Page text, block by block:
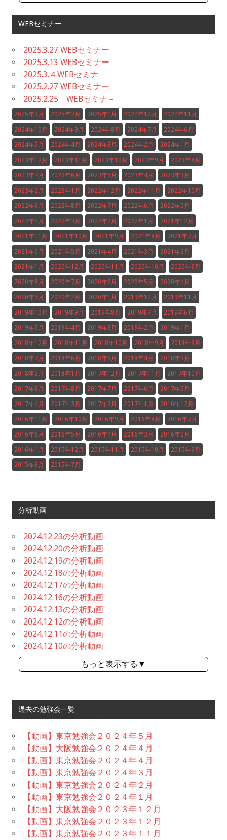
WEBセミナー
2025.3.27 WEBセミナー
2025.3.13 WEBセミナー
2025.3.４WEBセミナ－
2025.2.27 WEBセミナー
2025.2.25 WEBセミナ－
2025年3月 2025年2月 2025年1月 2024年12月 2024年11月
2024年10月 2024年9月 2024年8月 2024年7月 2024年6月
2024年5月 2024年4月 2024年3月 2024年2月 2024年1月
2023年12月 2023年11月 2023年10月 2023年9月 2023年8月
2023年7月 2023年6月 2023年5月 2023年4月 2023年3月
2023年2月 2023年1月 2022年12月 2022年11月 2022年10月
2022年9月 2022年8月 2022年7月 2022年6月 2022年5月
2022年4月 2022年3月 2022年2月 2022年1月 2021年12月
2021年11月 2021年10月 2021年9月 2021年8月 2021年7月
2021年6月 2021年5月 2021年4月 2021年3月 2021年2月
2021年1月 2020年12月 2020年11月 2020年10月 2020年9月
2020年8月 2020年7月 2020年6月 2020年5月 2020年4月
2020年3月 2020年2月 2020年1月 2019年12月 2019年11月
2019年10月 2019年9月 2019年8月 2019年7月 2019年6月
2019年5月 2019年4月 2019年3月 2019年2月 2019年1月
2018年12月 2018年11月 2018年10月 2018年9月 2018年8月
2018年7月 2018年6月 2018年5月 2018年4月 2018年3月
2018年2月 2018年1月 2017年12月 2017年11月 2017年10月
2017年9月 2017年8月 2017年7月 2017年6月 2017年5月
2017年4月 2017年3月 2017年2月 2017年1月 2016年12月
2016年11月 2016年10月 2016年9月 2016年8月 2016年7月
2016年6月 2016年5月 2016年4月 2016年3月 2016年2月
2016年1月 2015年12月 2015年11月 2015年10月 2015年9月
2015年8月 2015年7月
分析動画
2024.12.23の分析動画
2024.12.20の分析動画
2024.12.19の分析動画
2024.12.18の分析動画
2024.12.17の分析動画
2024.12.16の分析動画
2024.12.13の分析動画
2024.12.12の分析動画
2024.12.11の分析動画
2024.12.10の分析動画
もっと表示する▼
過去の勉強会一覧
【動画】東京勉強会２０２４年５月
【動画】大阪勉強会２０２４年４月
【動画】東京勉強会２０２４年４月
【動画】東京勉強会２０２４年３月
【動画】東京勉強会２０２４年２月
【動画】東京勉強会２０２４年１月
【動画】大阪勉強会２０２３年１２月
【動画】東京勉強会２０２３年１２月
【動画】東京勉強会２０２３年１１月